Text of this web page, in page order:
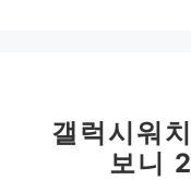
갤럭시워
보니